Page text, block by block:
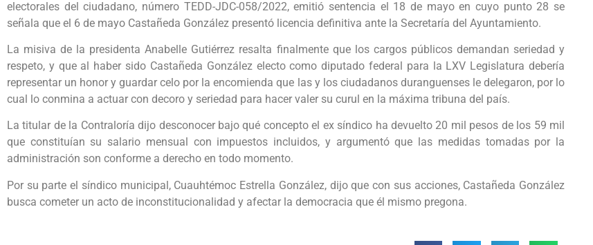
electorales del ciudadano, número TEDD-JDC-058/2022, emitió sentencia el 18 de mayo en cuyo punto 28 se
señala que el 6 de mayo Castañeda González presentó licencia definitiva ante la Secretaría del Ayuntamiento.
La misiva de la presidenta Anabelle Gutiérrez resalta finalmente que los cargos públicos demandan seriedad y
respeto, y que al haber sido Castañeda González electo como diputado federal para la LXV Legislatura debería
representar un honor y guardar celo por la encomienda que las y los ciudadanos duranguenses le delegaron, por lo
cual lo conmina a actuar con decoro y seriedad para hacer valer su curul en la máxima tribuna del país.
La titular de la Contraloría dijo desconocer bajo qué concepto el ex síndico ha devuelto 20 mil pesos de los 59 mil
que constituían su salario mensual con impuestos incluidos, y argumentó que las medidas tomadas por la
administración son conforme a derecho en todo momento.
Por su parte el síndico municipal, Cuauhtémoc Estrella González, dijo que con sus acciones, Castañeda González
busca cometer un acto de inconstitucionalidad y afectar la democracia que él mismo pregona.